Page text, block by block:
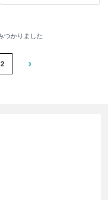
つかりました
2 ›